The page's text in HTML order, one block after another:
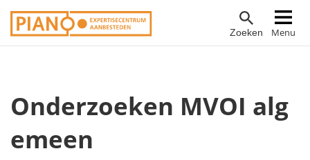
Overslaan
en
gaan
Zoeken Menu
Hoofdnavigatie
Onderzoeken MVOI alg
emeen